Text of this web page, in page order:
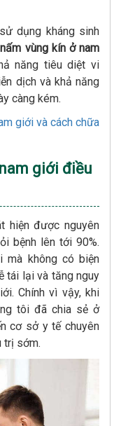
dụng kháng sinh
vùng kín ở nam
năng tiêu diệt vi
dịch và khả năng
càng kém.
giới và cách chữa
giới điều
hiện được nguyên
bệnh lên tới 90%.
mà không có biện
tái lại và tăng nguy
Chính vì vậy, khi
tôi đã chia sẻ ở
cơ sở y tế chuyên
trị sớm.